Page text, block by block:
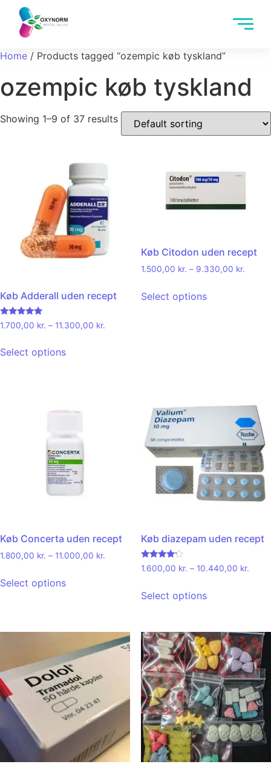
Home / Products tagged “ozempic køb tyskland”
ozempic køb tyskland
Showing 1–9 of 37 results
Køb Adderall uden recept
Rated
4.71
1.700,00 kr. – 11.300,00 kr.
Select options
Køb Citodon uden recept
1.500,00 kr. – 9.330,00 kr.
Select options
Køb Concerta uden recept
1.800,00 kr. – 11.000,00 kr.
Select options
Køb diazepam uden recept
Rated
4.00
1.600,00 kr. – 10.440,00 kr.
Select options